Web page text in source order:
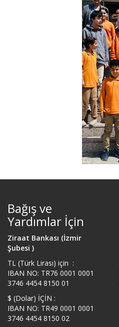
Bağış ve
Yardımlar İçin
Ziraat Bankası (İzmir
Şubesi )
TL (Türk Lirası) için :
IBAN NO: TR76 0001 0001
3746 4454 8150 01
$ (Dolar) İÇİN :
IBAN NO: TR49 0001 0001
3746 4454 8150 02